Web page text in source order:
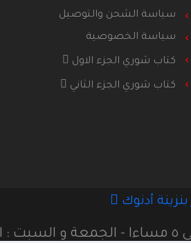
سياسة الشحن والتوصيل
سياسة الخصوصية
كتاب شوري الجزء الاول
كتاب شوري الجزء الثاني